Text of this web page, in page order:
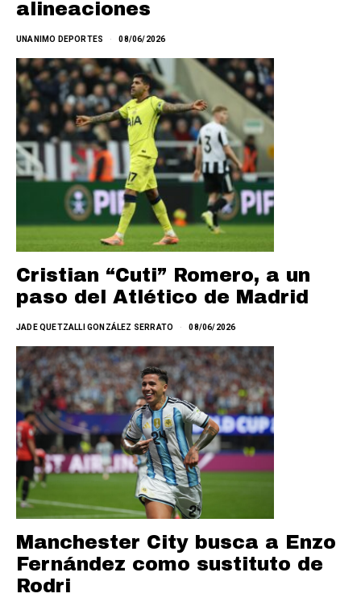
alineaciones
UNANIMO DEPORTES 08/06/2026
Cristian “Cuti” Romero, a un
paso del Atlético de Madrid
JADE QUETZALLI GONZÁLEZ SERRATO 08/06/2026
Manchester City busca a Enzo
Fernández como sustituto de
Rodri